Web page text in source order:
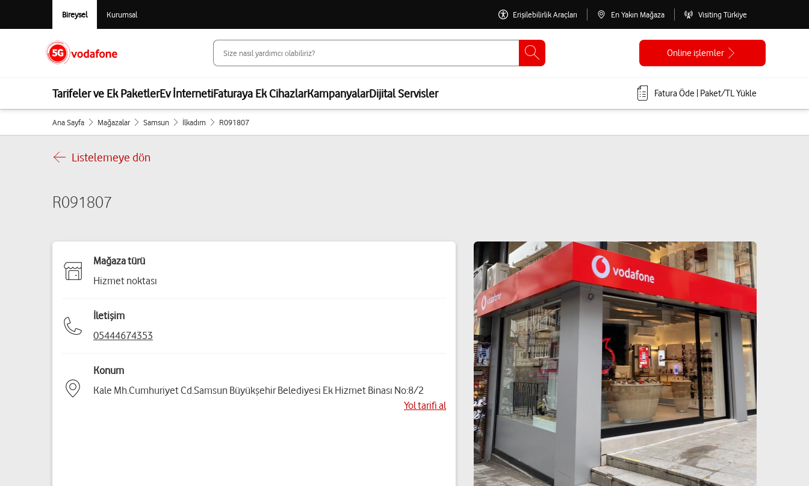
Bireysel Kurumsal Erişilebilirlik Araçları En Yakın Mağaza Visiting Türkiye
Online işlemler
Tarifeler ve Ek PaketlerEv İnternetiFaturaya Ek CihazlarKampanyalarDijital Servisler Fatura Öde | Paket/TL Yükle
Ana Sayfa Mağazalar Samsun İlkadım R091807
Listelemeye dön
R091807
Mağaza türü
Hizmet noktası
İletişim
05444674353
Konum
Kale Mh.Cumhuriyet Cd.Samsun Büyükşehir Belediyesi Ek Hizmet Binası No:8/2
Yol tarifi al